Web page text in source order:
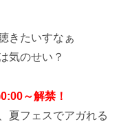
きたいすなぁ
気のせい？
～解禁！
夏フェスでアガれる